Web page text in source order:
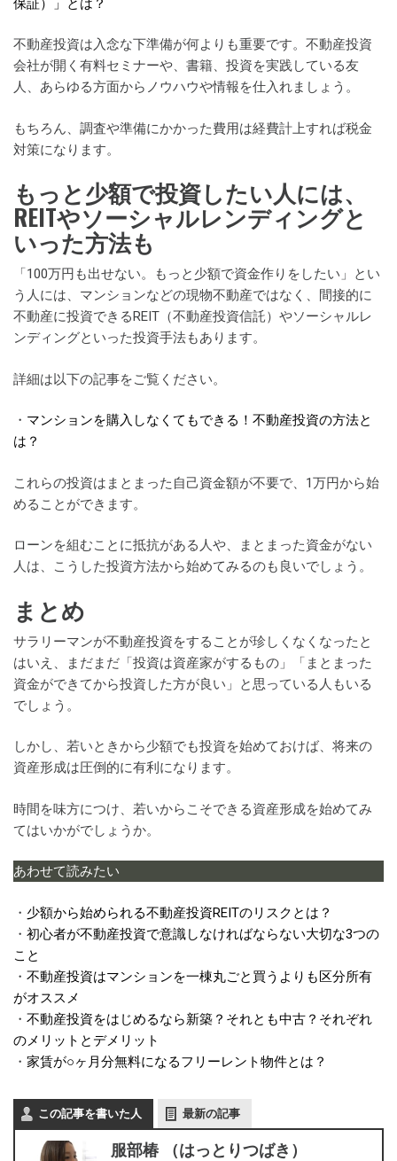
保証）」とは？
不動産投資は入念な下準備が何よりも重要です。不動産投資
会社が開く有料セミナーや、書籍、投資を実践している友
人、あらゆる方面からノウハウや情報を仕入れましょう。
もちろん、調査や準備にかかった費用は経費計上すれば税金
対策になります。
もっと少額で投資したい人には、
REITやソーシャルレンディングと
いった方法も
「100万円も出せない。もっと少額で資金作りをしたい」とい
う人には、マンションなどの現物不動産ではなく、間接的に
不動産に投資できるREIT（不動産投資信託）やソーシャルレ
ンディングといった投資手法もあります。
詳細は以下の記事をご覧ください。
・ マンションを購入しなくてもできる！不動産投資の方法と
は？
これらの投資はまとまった自己資金額が不要で、1万円から始
めることができます。
ローンを組むことに抵抗がある人や、まとまった資金がない
人は、こうした投資方法から始めてみるのも良いでしょう。
まとめ
サラリーマンが不動産投資をすることが珍しくなくなったと
はいえ、まだまだ「投資は資産家がするもの」「まとまった
資金ができてから投資した方が良い」と思っている人もいる
でしょう。
しかし、若いときから少額でも投資を始めておけば、将来の
資産形成は圧倒的に有利になります。
時間を味方につけ、若いからこそできる資産形成を始めてみ
てはいかがでしょうか。
あわせて読みたい
・ 少額から始められる不動産投資REITのリスクとは？
・ 初心者が不動産投資で意識しなければならない大切な3つの
こと
・ 不動産投資はマンションを一棟丸ごと買うよりも区分所有
がオススメ
・ 不動産投資をはじめるなら新築？それとも中古？それぞれ
のメリットとデメリット
・ 家賃が○ヶ月分無料になるフリーレント物件とは？
この記事を書いた人 最新の記事
服部椿 （はっとりつばき）